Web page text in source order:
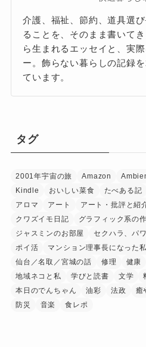
介護、福祉、節約、道具選
ることを、そのまま書いて
ら生まれるエッセイと、実
ー。飾らない暮らしの記録
ています。
タグ
2001年宇宙の旅 Amazon
Kindle
おいしい菜食 たべある記
アロマ
アート アート・批評と紹
クワズイモ日記
グラフィック系の
ジャスミンのお部屋
セクハラ、パ
ポイ活
マンション理事長になった私
仙台／名取／宮城の話
修理 健康
地域ネコと私
学びと読書 文学
本日のでんちゃん
油彩 法政 癒
防災
音楽 食レポ